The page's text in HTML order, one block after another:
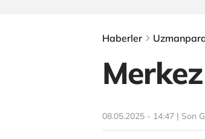
Haberler
08.05.2025 - 14:47 | Son